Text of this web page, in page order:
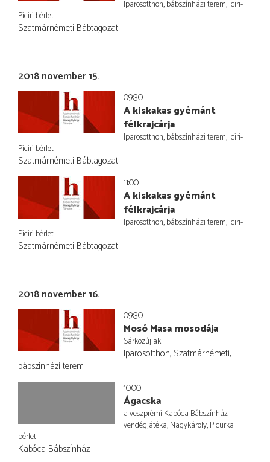
Iparosotthon, bábszínházi terem, Iciri-
Piciri bérlet
Szatmárnémeti Bábtagozat
2018 november 15.
09:30
A kiskakas gyémánt
félkrajcárja
Iparosotthon, bábszínházi terem, Iciri-
Piciri bérlet
Szatmárnémeti Bábtagozat
11:00
A kiskakas gyémánt
félkrajcárja
Iparosotthon, bábszínházi terem, Iciri-
Piciri bérlet
Szatmárnémeti Bábtagozat
2018 november 16.
09:30
Mosó Masa mosodája
Sárközújlak
Iparosotthon, Szatmárnémeti,
bábszínházi terem
10:00
Ágacska
a veszprémi Kabóca Bábszínház
vendégjátéka, Nagykároly, Picurka
bérlet
Kabóca Bábszínház